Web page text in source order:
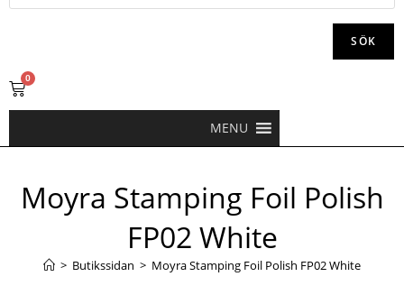
SÖK
0
MENU
Moyra Stamping Foil Polish
FP02 White
> Butikssidan > Moyra Stamping Foil Polish FP02 White